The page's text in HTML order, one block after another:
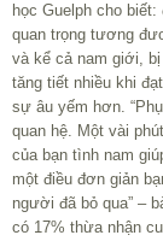
học Guelph cho
quan trọng tương
và kể cả nam giới,
tăng tiết nhiều khi đạt
sự âu yếm hơn.
quan hệ. Một vài
của bạn tình nam
một điều đơn giản
người đã bỏ qua” –
có 17% thừa nhận